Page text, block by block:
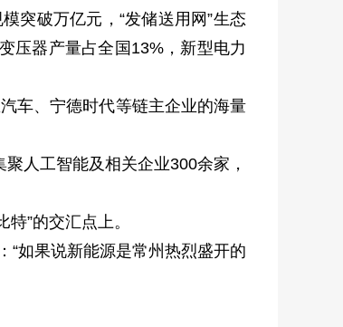
破万亿元，“发储送用网”生态
压器产量占全国13%，新型电力
车、宁德时代等链主企业的海量
人工智能及相关企业300余家，
”的交汇点上。
如果说新能源是常州热烈盛开的